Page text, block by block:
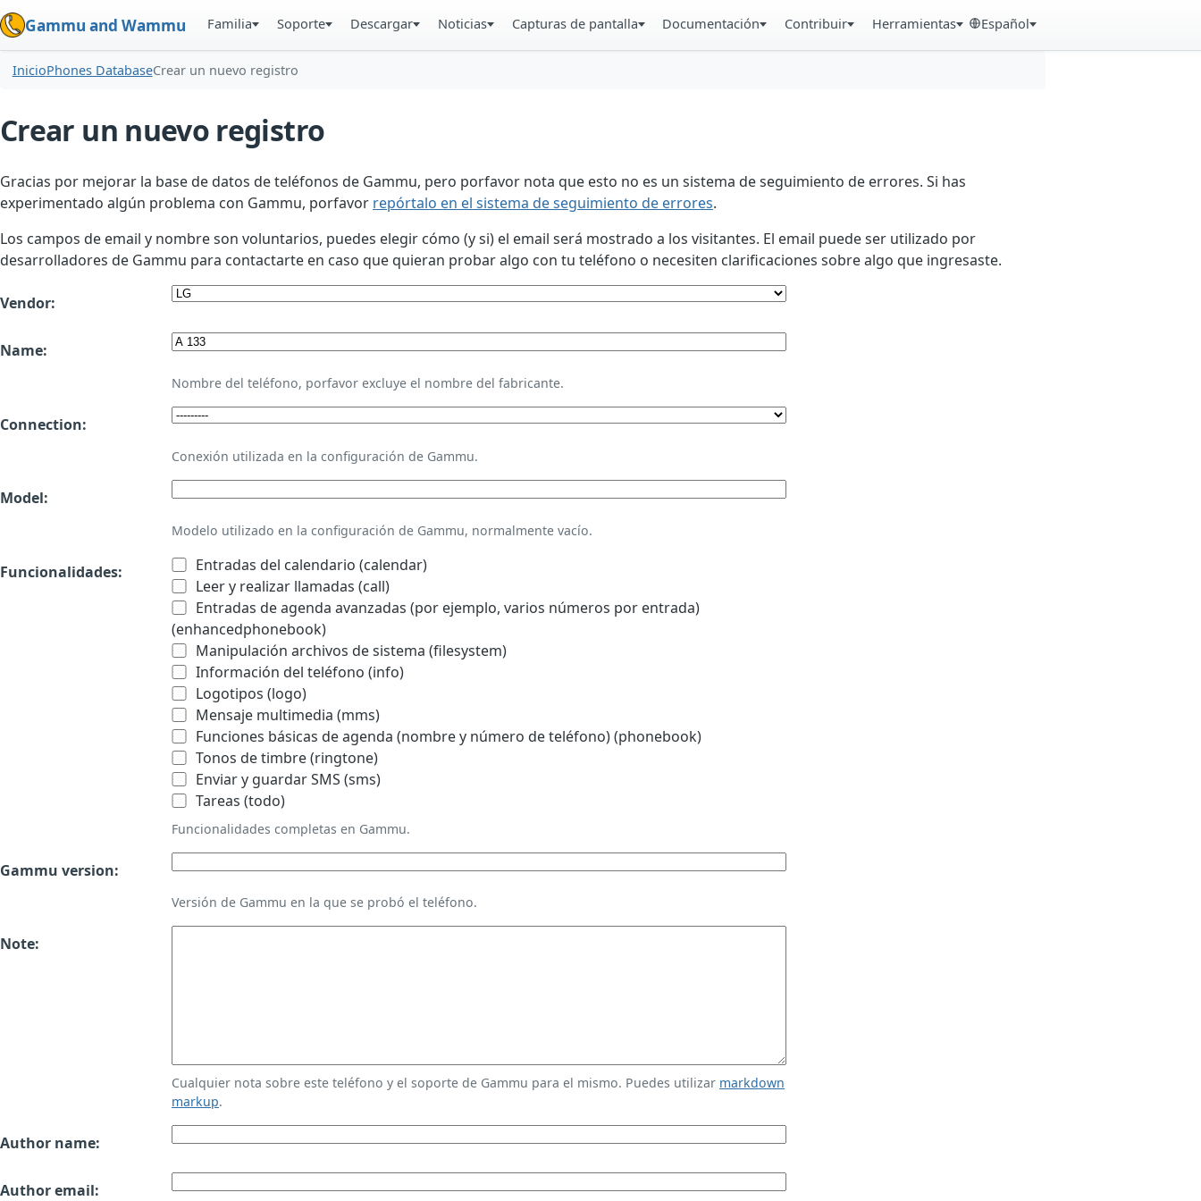
Gammu and Wammu Familia Soporte Descargar Noticias Capturas de pantalla Documentación Contribuir Herramientas Español
InicioPhones DatabaseCrear un nuevo registro
Crear un nuevo registro
Gracias por mejorar la base de datos de teléfonos de Gammu, pero porfavor nota que esto no es un sistema de seguimiento de errores. Si has
experimentado algún problema con Gammu, porfavor repórtalo en el sistema de seguimiento de errores.
Los campos de email y nombre son voluntarios, puedes elegir cómo (y si) el email será mostrado a los visitantes. El email puede ser utilizado por
desarrolladores de Gammu para contactarte en caso que quieran probar algo con tu teléfono o necesiten clarificaciones sobre algo que ingresaste.
Vendor:
Name:
Nombre del teléfono, porfavor excluye el nombre del fabricante.
Connection:
Conexión utilizada en la configuración de Gammu.
Model:
Modelo utilizado en la configuración de Gammu, normalmente vacío.
Funcionalidades:
Entradas del calendario (calendar)
Leer y realizar llamadas (call)
Entradas de agenda avanzadas (por ejemplo, varios números por entrada)
(enhancedphonebook)
Manipulación archivos de sistema (filesystem)
Información del teléfono (info)
Logotipos (logo)
Mensaje multimedia (mms)
Funciones básicas de agenda (nombre y número de teléfono) (phonebook)
Tonos de timbre (ringtone)
Enviar y guardar SMS (sms)
Tareas (todo)
Funcionalidades completas en Gammu.
Gammu version:
Versión de Gammu en la que se probó el teléfono.
Note:
Cualquier nota sobre este teléfono y el soporte de Gammu para el mismo. Puedes utilizar markdown
markup.
Author name:
Author email: